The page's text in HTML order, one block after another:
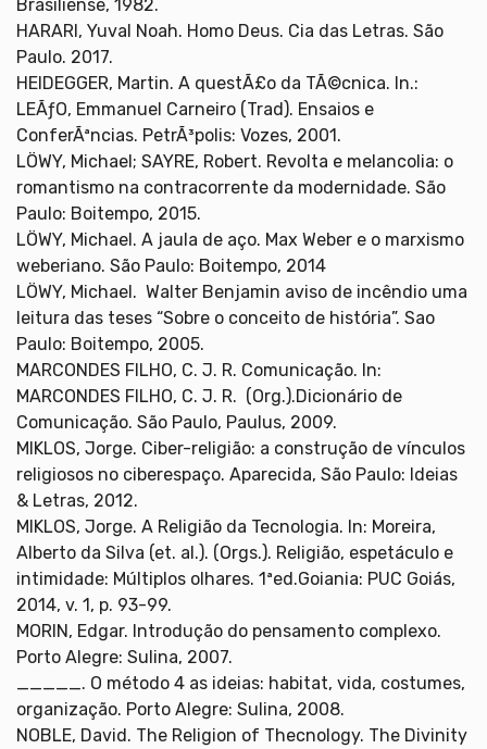
Brasiliense, 1982.
HARARI, Yuval Noah. Homo Deus. Cia das Letras. São
Paulo. 2017.
HEIDEGGER, Martin. A questÃ£o da TÃ©cnica. In.:
LEÃƒO, Emmanuel Carneiro (Trad). Ensaios e
ConferÃªncias. PetrÃ³polis: Vozes, 2001.
LÖWY, Michael; SAYRE, Robert. Revolta e melancolia: o
romantismo na contracorrente da modernidade. São
Paulo: Boitempo, 2015.
LÖWY, Michael. A jaula de aço. Max Weber e o marxismo
weberiano. São Paulo: Boitempo, 2014
LÖWY, Michael. Walter Benjamin aviso de incêndio uma
leitura das teses “Sobre o conceito de história”. Sao
Paulo: Boitempo, 2005.
MARCONDES FILHO, C. J. R. Comunicação. In:
MARCONDES FILHO, C. J. R. (Org.).Dicionário de
Comunicação. São Paulo, Paulus, 2009.
MIKLOS, Jorge. Ciber-religião: a construção de vínculos
religiosos no ciberespaço. Aparecida, São Paulo: Ideias
& Letras, 2012.
MIKLOS, Jorge. A Religião da Tecnologia. In: Moreira,
Alberto da Silva (et. al.). (Orgs.). Religião, espetáculo e
intimidade: Múltiplos olhares. 1ªed.Goiania: PUC Goiás,
2014, v. 1, p. 93-99.
MORIN, Edgar. Introdução do pensamento complexo.
Porto Alegre: Sulina, 2007.
_____. O método 4 as ideias: habitat, vida, costumes,
organização. Porto Alegre: Sulina, 2008.
NOBLE, David. The Religion of Thecnology. The Divinity